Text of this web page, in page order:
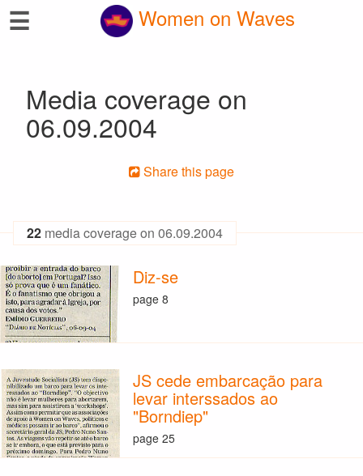
☰ Women on Waves
Media coverage on
06.09.2004
Share this page
22 media coverage on 06.09.2004
Diz-se
page 8
JS cede embarcação para
levar interssados ao
"Borndiep"
page 25